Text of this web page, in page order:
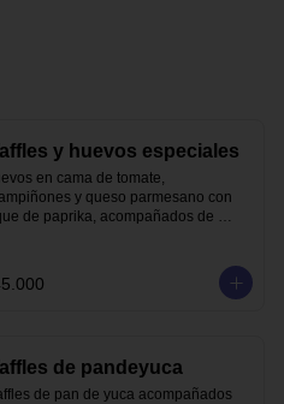
y huevos especiales
en cama de tomate,
y queso parmesano con
de paprika, acompañados de
de pandeyuca
de pan de yuca acompañados